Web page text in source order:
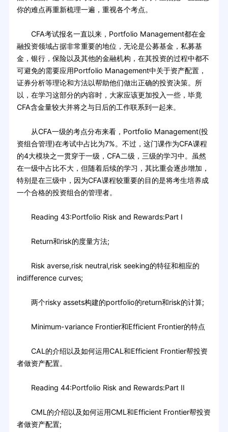
你的难点再重新梳理一遍，重视各个考点。
CFA考试报名一直以来，Portfolio Management都在金
融投资领域占据非常重要的地位，无论是公募基金，私募基
金，银行，保险以及其他的金融机构，在其投资的过程中都不
可避免的需要应用Portfolio Management中关于资产配置，
证券分析等理论和方法以帮助他们做出正确的投资决策。所
以，在学习这部分的内容时，大家应该更加投入一些，毕竟
CFA含金量较大并将之与日后的工作联系到一起来。
从CFA一级的考点分布来看，Portfolio Management(投
资组合管理)在考试中占比为7%。不过，这门课作为CFA课程
的4大模块之一贯穿于一级，CFA二级，三级的学习中。虽然
在一级中占比不大，但随着后续的学习，其比重会逐步增加，
特别是在三级中，因为CFA课程较重要的目的是将考生培养成
一个合格的投资组合的管理者。
Reading 43:Portfolio Risk and Rewards:Part I
Return和risk的度量方法;
Risk averse,risk neutral,risk seeking的特征和相应的
indifference curves;
两个risky assets构建的portfolio的return和risk的计算;
Minimum-variance Frontier和Efficient Frontier的特点
CAL的介绍以及如何运用CAL和Efficient Frontier帮投资
者做资产配置。
Reading 44:Portfolio Risk and Rewards:Part II
CML的介绍以及如何运用CML和Efficient Frontier帮投资
者做资产配置;